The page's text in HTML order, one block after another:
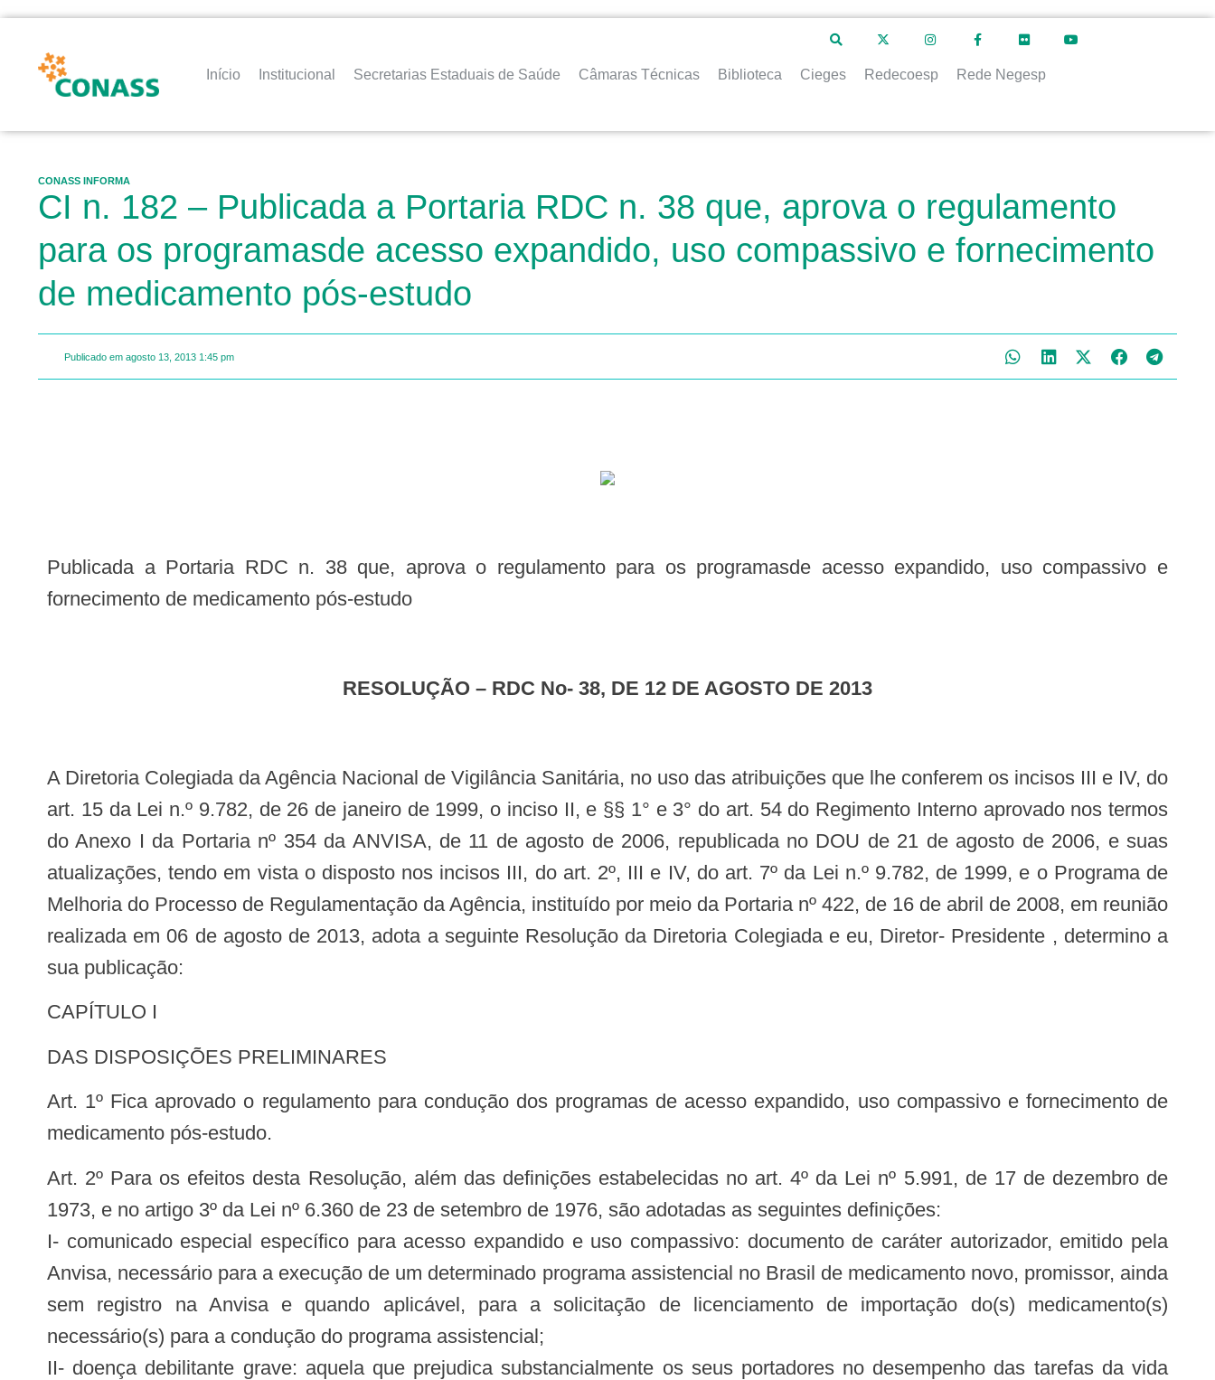
Início Institucional Secretarias Estaduais de Saúde Câmaras Técnicas Biblioteca Cieges Redecoesp Rede Negesp
CONASS INFORMA
CI n. 182 – Publicada a Portaria RDC n. 38 que, aprova o regulamento
para os programasde acesso expandido, uso compassivo e fornecimento
de medicamento pós-estudo
Publicado em agosto 13, 2013 1:45 pm
Publicada a Portaria RDC n. 38 que, aprova o regulamento para os programasde acesso expandido, uso compassivo e
fornecimento de medicamento pós-estudo
RESOLUÇÃO – RDC No- 38, DE 12 DE AGOSTO DE 2013
A Diretoria Colegiada da Agência Nacional de Vigilância Sanitária, no uso das atribuições que lhe conferem os incisos III e IV, do
art. 15 da Lei n.º 9.782, de 26 de janeiro de 1999, o inciso II, e §§ 1° e 3° do art. 54 do Regimento Interno aprovado nos termos
do Anexo I da Portaria nº 354 da ANVISA, de 11 de agosto de 2006, republicada no DOU de 21 de agosto de 2006, e suas
atualizações, tendo em vista o disposto nos incisos III, do art. 2º, III e IV, do art. 7º da Lei n.º 9.782, de 1999, e o Programa de
Melhoria do Processo de Regulamentação da Agência, instituído por meio da Portaria nº 422, de 16 de abril de 2008, em reunião
realizada em 06 de agosto de 2013, adota a seguinte Resolução da Diretoria Colegiada e eu, Diretor- Presidente , determino a
sua publicação:
CAPÍTULO I
DAS DISPOSIÇÕES PRELIMINARES
Art. 1º Fica aprovado o regulamento para condução dos programas de acesso expandido, uso compassivo e fornecimento de
medicamento pós-estudo.
Art. 2º Para os efeitos desta Resolução, além das definições estabelecidas no art. 4º da Lei nº 5.991, de 17 de dezembro de
1973, e no artigo 3º da Lei nº 6.360 de 23 de setembro de 1976, são adotadas as seguintes definições:
I- comunicado especial específico para acesso expandido e uso compassivo: documento de caráter autorizador, emitido pela
Anvisa, necessário para a execução de um determinado programa assistencial no Brasil de medicamento novo, promissor, ainda
sem registro na Anvisa e quando aplicável, para a solicitação de licenciamento de importação do(s) medicamento(s)
necessário(s) para a condução do programa assistencial;
II- doença debilitante grave: aquela que prejudica substancialmente os seus portadores no desempenho das tarefas da vida